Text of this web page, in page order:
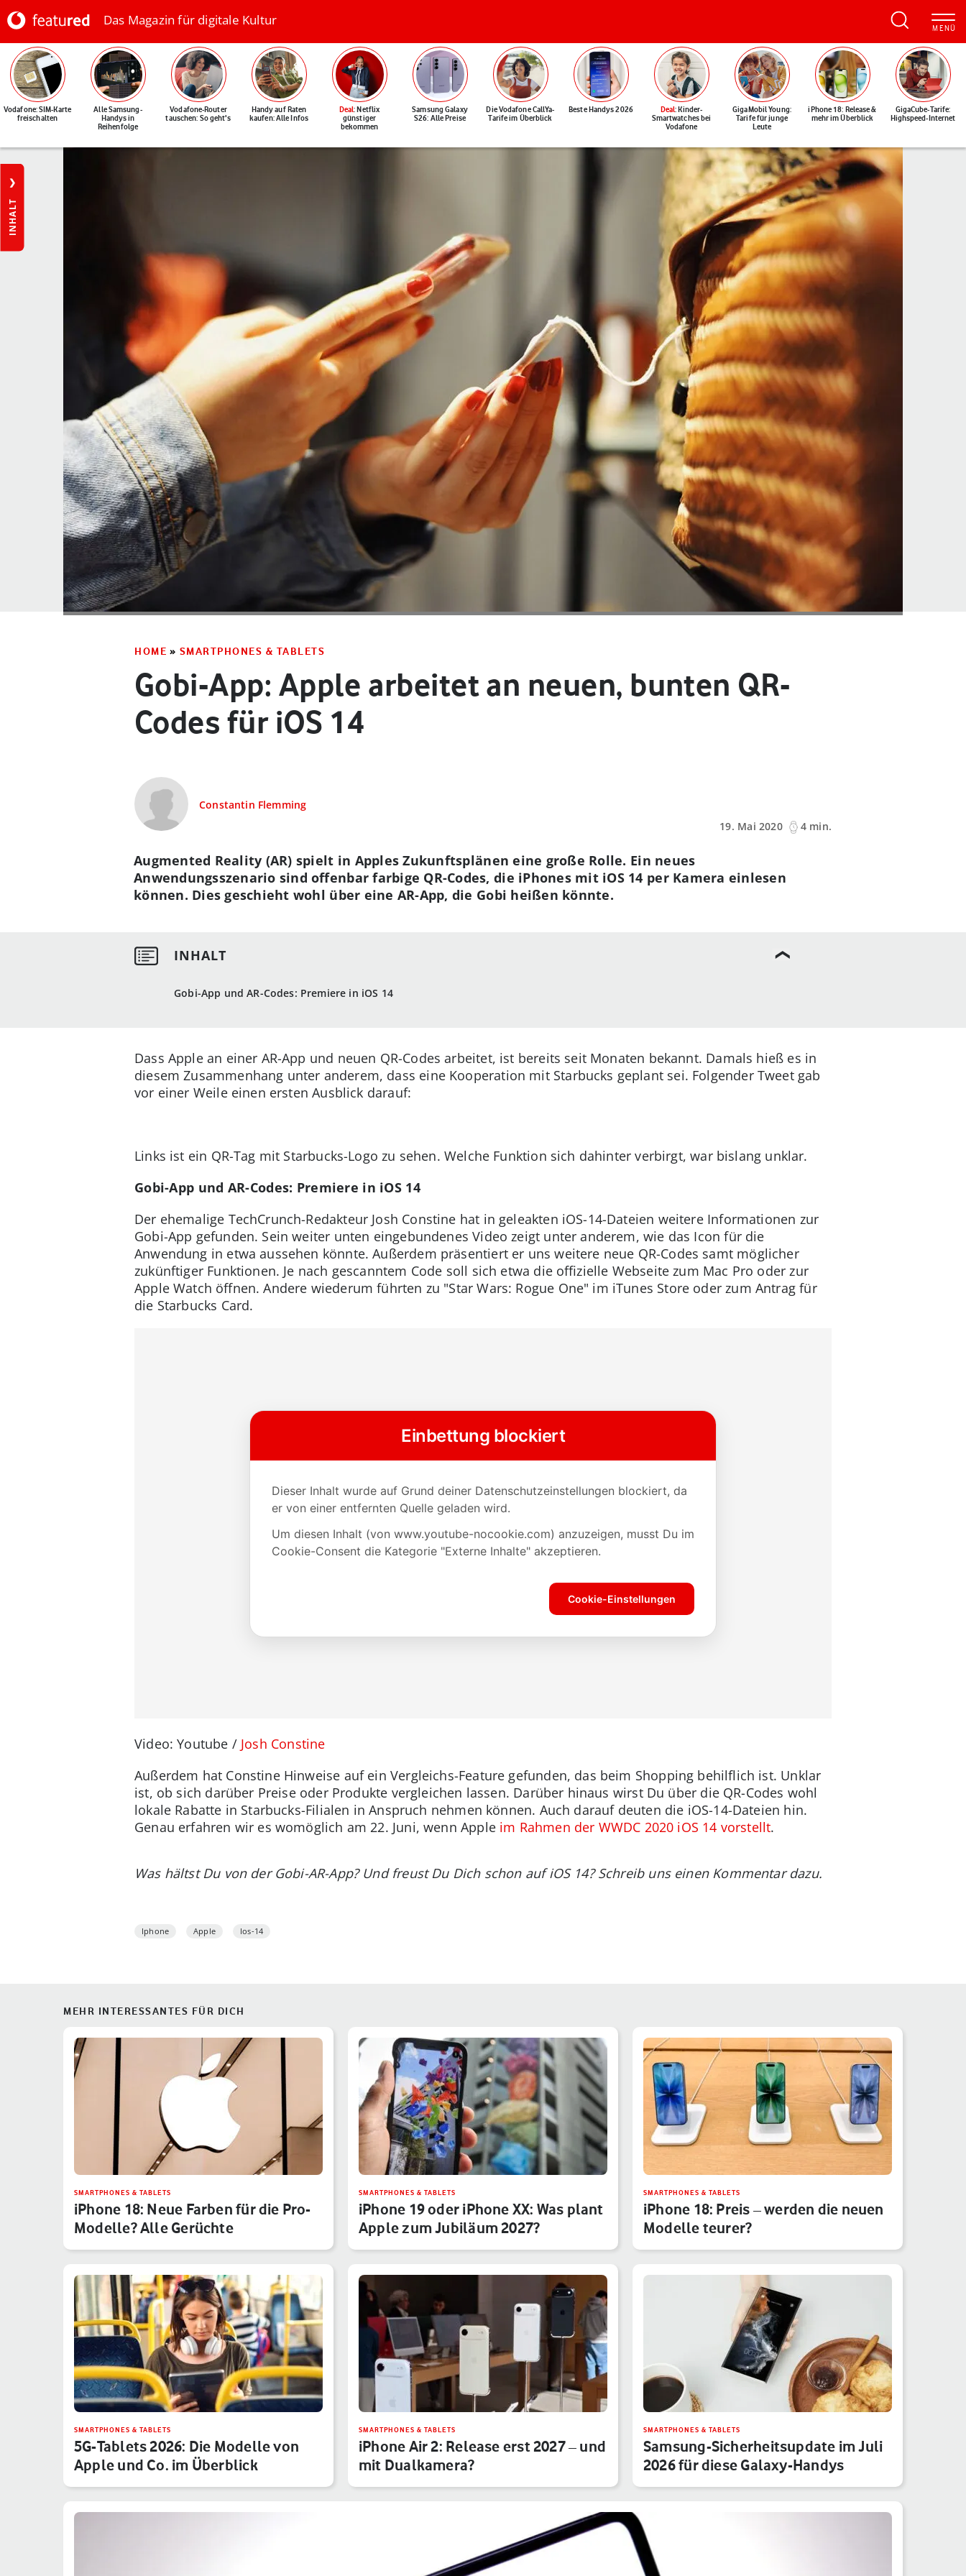
Das Magazin für digitale Kultur
Vodafone: SIM-Karte
freischalten
Alle Samsung-
Handys in
Reihenfolge
Vodafone-Router
tauschen: So geht's
Handy auf Raten
kaufen: Alle Infos
Deal: Netflix
günstiger
bekommen
Samsung Galaxy
S26: Alle Preise
Die Vodafone CallYa-
Tarife im Überblick
Beste Handys 2026 Deal: Kinder-
Smartwatches bei
Vodafone
GigaMobil Young:
Tarife für junge
Leute
iPhone 18: Release &
mehr im Überblick
GigaCube-Tarife:
Highspeed-Internet
INHALT
HOME » SMARTPHONES & TABLETS
Gobi-App: Apple arbeitet an neuen, bunten QR-
Codes für iOS 14
Constantin Flemming
19. Mai 2020
4 min.
Gobi-App und AR-Codes: Premiere in iOS 14
Augmented Reality (AR) spielt in Apples Zukunftsplänen eine große Rolle. Ein neues
Anwendungsszenario sind offenbar farbige QR-Codes, die iPhones mit iOS 14 per Kamera einlesen
können. Dies geschieht wohl über eine AR-App, die Gobi heißen könnte.
Dass Apple an einer AR-App und neuen QR-Codes arbeitet, ist bereits seit Monaten bekannt. Damals hieß es in
diesem Zusammenhang unter anderem, dass eine Kooperation mit Starbucks geplant sei. Folgender Tweet gab
vor einer Weile einen ersten Ausblick darauf:
Links ist ein QR-Tag mit Starbucks-Logo zu sehen. Welche Funktion sich dahinter verbirgt, war bislang unklar.
Gobi-App und AR-Codes: Premiere in iOS 14
Der ehemalige TechCrunch-Redakteur Josh Constine hat in geleakten iOS-14-Dateien weitere Informationen zur
Gobi-App gefunden. Sein weiter unten eingebundenes Video zeigt unter anderem, wie das Icon für die
Anwendung in etwa aussehen könnte. Außerdem präsentiert er uns weitere neue QR-Codes samt möglicher
zukünftiger Funktionen. Je nach gescanntem Code soll sich etwa die offizielle Webseite zum Mac Pro oder zur
Apple Watch öffnen. Andere wiederum führten zu "Star Wars: Rogue One" im iTunes Store oder zum Antrag für
die Starbucks Card.
Video: Youtube / Josh Constine
Außerdem hat Constine Hinweise auf ein Vergleichs-Feature gefunden, das beim Shopping behilflich ist. Unklar
ist, ob sich darüber Preise oder Produkte vergleichen lassen. Darüber hinaus wirst Du über die QR-Codes wohl
lokale Rabatte in Starbucks-Filialen in Anspruch nehmen können. Auch darauf deuten die iOS-14-Dateien hin.
Genau erfahren wir es womöglich am 22. Juni, wenn Apple im Rahmen der WWDC 2020 iOS 14 vorstellt.
Was hältst Du von der Gobi-AR-App? Und freust Du Dich schon auf iOS 14? Schreib uns einen Kommentar dazu.
Iphone Apple Ios-14
MEHR INTERESSANTES FÜR DICH
SMARTPHONES & TABLETS
iPhone 18: Neue Farben für die Pro-
Modelle? Alle Gerüchte
SMARTPHONES & TABLETS
iPhone 19 oder iPhone XX: Was plant
Apple zum Jubiläum 2027?
SMARTPHONES & TABLETS
iPhone 18: Preis – werden die neuen
Modelle teurer?
SMARTPHONES & TABLETS
5G-Tablets 2026: Die Modelle von
Apple und Co. im Überblick
SMARTPHONES & TABLETS
iPhone Air 2: Release erst 2027 – und
mit Dualkamera?
SMARTPHONES & TABLETS
Samsung-Sicherheitsupdate im Juli
2026 für diese Galaxy-Handys